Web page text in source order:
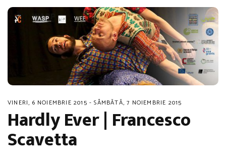
VINERI, 6 NOIEMBRIE 2015 - SÂMBĂTĂ, 7 NOIEMBRIE 2015
Hardly Ever | Francesco
Scavetta